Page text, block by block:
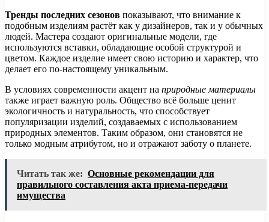
Тренды последних сезонов показывают, что внимание к
подобным изделиям растёт как у дизайнеров, так и у обычных
людей. Мастера создают оригинальные модели, где
используются вставки, обладающие особой структурой и
цветом. Каждое изделие имеет свою историю и характер, что
делает его по-настоящему уникальным.
В условиях современности акцент на природные материалы
также играет важную роль. Общество всё больше ценит
экологичность и натуральность, что способствует
популяризации изделий, создаваемых с использованием
природных элементов. Таким образом, они становятся не
только модным атрибутом, но и отражают заботу о планете.
Читать так же: Основные рекомендации для
правильного составления акта приема-передачи
имущества